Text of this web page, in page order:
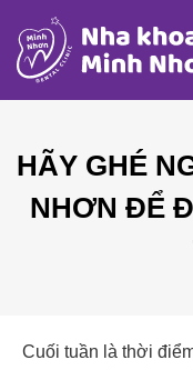
HÃY GHÉ
NHƠN ĐỂ
Cuối tuần là thời